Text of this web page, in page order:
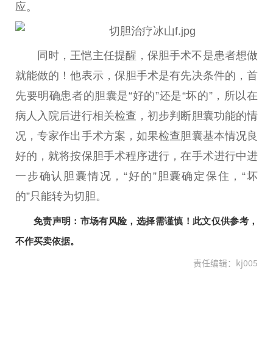
应。
同时，王恺主任提醒，保胆手术不是患者想做
就能做的！他表示，保胆手术是有先决条件的，首
先要明确患者的胆囊是“好的”还是“坏的”，所以在
病人入院后进行相关检查，初步判断胆囊功能的情
况，专家作出手术方案，如果检查胆囊基本情况良
好的，就将按保胆手术程序进行，在手术进行中进
一步确认胆囊情况，“好的”胆囊确定保住，“坏
的”只能转为切胆。
免责声明：市场有风险，选择需谨慎！此文仅供参考，
不作买卖依据。
责任编辑：kj005